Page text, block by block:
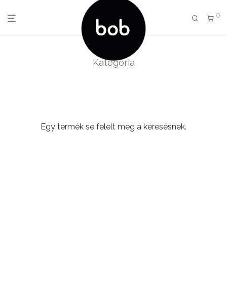
0
Kategória
Egy termék se felelt meg a keresésnek.